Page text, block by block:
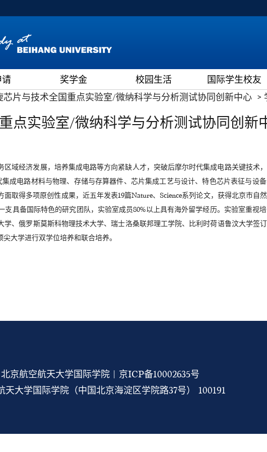
请 奖学金 校园生活 国际学生校友
芯片与技术全国重点实验室/微纳科学与分析测试协同创新中心
点实验室/微纳科学与分析测试协同创新
域经济发展，培养集成电路等方向紧缺人才，突破后摩尔时代集成电路关键技术
成电路材料与物理、存储与存算器件、芯片集成工艺与设计、特色芯片表征与设
取得多项原创性成果，近五年发表19篇Nature、Science系列论文，获得北京市自
具备国际特色的研究团队，实验室成员80%以上具有海外留学经历。实验室重视
、俄罗斯莫斯科物理技术大学、瑞士洛桑联邦理工学院、比利时荷语鲁汶大学签
大学进行双学位培养和联合培养。
京航空航天大学国际学院 | 京ICP备10002635号
天大学国际学院（中国北京海淀区学院路37号） 100191